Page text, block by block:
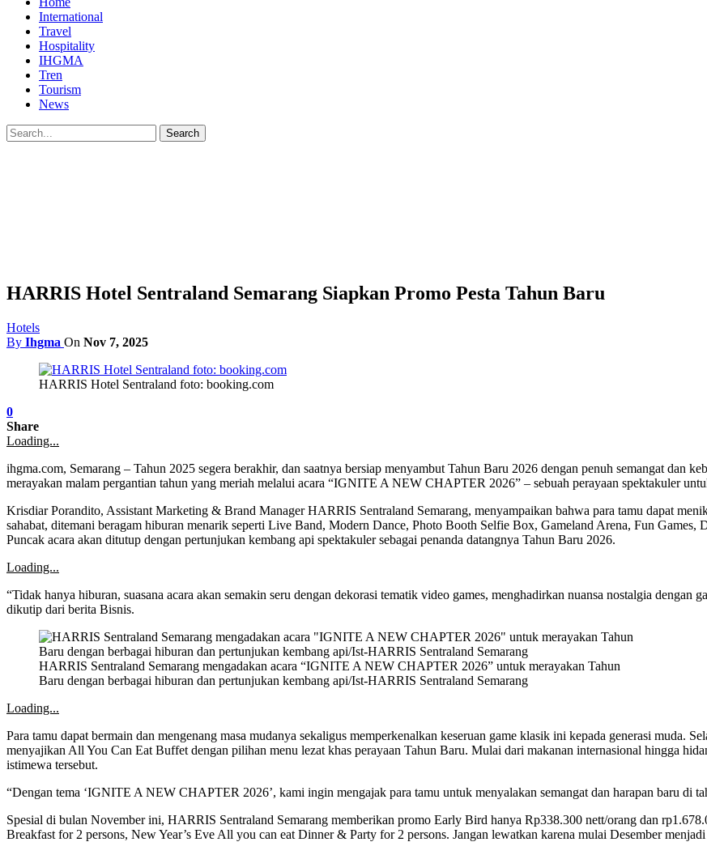
International
Travel
Hospitality
IHGMA
Tren
Tourism
News
HARRIS Hotel Sentraland Semarang Siapkan Promo Pesta Tahun Baru
Hotels
By Ihgma On Nov 7, 2025
HARRIS Hotel Sentraland foto: booking.com
0
Share
Loading...
ihgma.com, Semarang – Tahun 2025 segera berakhir, dan saatnya bersiap menyambut Tahun Baru 2026 dengan penuh semangat dan
merayakan malam pergantian tahun yang meriah melalui acara “IGNITE A NEW CHAPTER 2026” – sebuah perayaan spektakuler
Krisdiar Porandito, Assistant Marketing & Brand Manager HARRIS Sentraland Semarang, menyampaikan bahwa para tamu dapat
sahabat, ditemani beragam hiburan menarik seperti Live Band, Modern Dance, Photo Booth Selfie Box, Gameland Arena, Fun Games,
Puncak acara akan ditutup dengan pertunjukan kembang api spektakuler sebagai penanda datangnya Tahun Baru 2026.
Loading...
“Tidak hanya hiburan, suasana acara akan semakin seru dengan dekorasi tematik video games, menghadirkan nuansa nostalgia
dikutip dari berita Bisnis.
HARRIS Sentraland Semarang mengadakan acara “IGNITE A NEW CHAPTER 2026” untuk merayakan Tahun
Baru dengan berbagai hiburan dan pertunjukan kembang api/Ist-HARRIS Sentraland Semarang
Loading...
Para tamu dapat bermain dan mengenang masa mudanya sekaligus memperkenalkan keseruan game klasik ini kepada generasi muda.
menyajikan All You Can Eat Buffet dengan pilihan menu lezat khas perayaan Tahun Baru. Mulai dari makanan internasional hingga
istimewa tersebut.
“Dengan tema ‘IGNITE A NEW CHAPTER 2026’, kami ingin mengajak para tamu untuk menyalakan semangat dan harapan baru di
Spesial di bulan November ini, HARRIS Sentraland Semarang memberikan promo Early Bird hanya Rp338.300 nett/orang dan
Breakfast for 2 persons, New Year’s Eve All you can eat Dinner & Party for 2 persons. Jangan lewatkan karena mulai Desember